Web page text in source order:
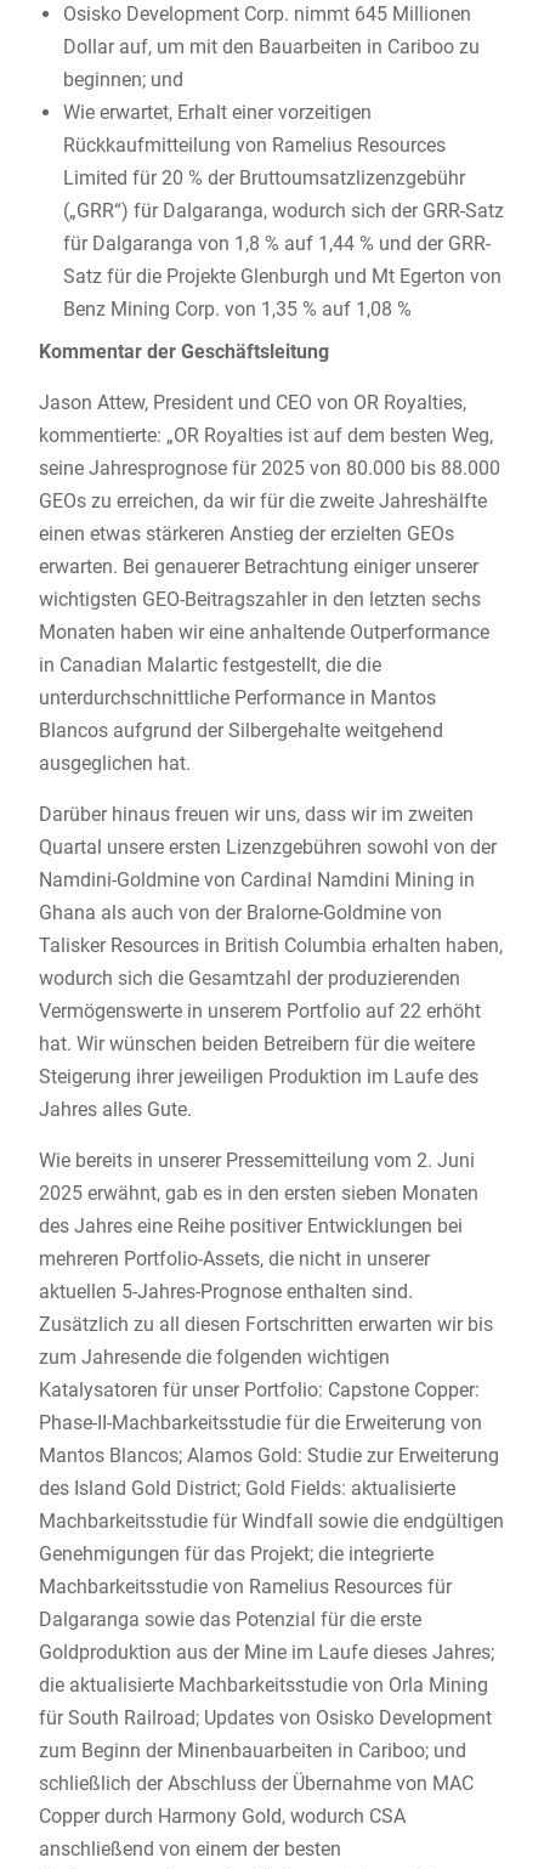
Osisko Development Corp. nimmt 645 Millionen
Dollar auf, um mit den Bauarbeiten in Cariboo zu
beginnen; und
Wie erwartet, Erhalt einer vorzeitigen
Rückkaufmitteilung von Ramelius Resources
Limited für 20 % der Bruttoumsatzlizenzgebühr
(„GRR“) für Dalgaranga, wodurch sich der GRR-Satz
für Dalgaranga von 1,8 % auf 1,44 % und der GRR-
Satz für die Projekte Glenburgh und Mt Egerton von
Benz Mining Corp. von 1,35 % auf 1,08 %
Kommentar der Geschäftsleitung
Jason Attew, President und CEO von OR Royalties,
kommentierte: „OR Royalties ist auf dem besten Weg,
seine Jahresprognose für 2025 von 80.000 bis 88.000
GEOs zu erreichen, da wir für die zweite Jahreshälfte
einen etwas stärkeren Anstieg der erzielten GEOs
erwarten. Bei genauerer Betrachtung einiger unserer
wichtigsten GEO-Beitragszahler in den letzten sechs
Monaten haben wir eine anhaltende Outperformance
in Canadian Malartic festgestellt, die die
unterdurchschnittliche Performance in Mantos
Blancos aufgrund der Silbergehalte weitgehend
ausgeglichen hat.
Darüber hinaus freuen wir uns, dass wir im zweiten
Quartal unsere ersten Lizenzgebühren sowohl von der
Namdini-Goldmine von Cardinal Namdini Mining in
Ghana als auch von der Bralorne-Goldmine von
Talisker Resources in British Columbia erhalten haben,
wodurch sich die Gesamtzahl der produzierenden
Vermögenswerte in unserem Portfolio auf 22 erhöht
hat. Wir wünschen beiden Betreibern für die weitere
Steigerung ihrer jeweiligen Produktion im Laufe des
Jahres alles Gute.
Wie bereits in unserer Pressemitteilung vom 2. Juni
2025 erwähnt, gab es in den ersten sieben Monaten
des Jahres eine Reihe positiver Entwicklungen bei
mehreren Portfolio-Assets, die nicht in unserer
aktuellen 5-Jahres-Prognose enthalten sind.
Zusätzlich zu all diesen Fortschritten erwarten wir bis
zum Jahresende die folgenden wichtigen
Katalysatoren für unser Portfolio: Capstone Copper:
Phase-II-Machbarkeitsstudie für die Erweiterung von
Mantos Blancos; Alamos Gold: Studie zur Erweiterung
des Island Gold District; Gold Fields: aktualisierte
Machbarkeitsstudie für Windfall sowie die endgültigen
Genehmigungen für das Projekt; die integrierte
Machbarkeitsstudie von Ramelius Resources für
Dalgaranga sowie das Potenzial für die erste
Goldproduktion aus der Mine im Laufe dieses Jahres;
die aktualisierte Machbarkeitsstudie von Orla Mining
für South Railroad; Updates von Osisko Development
zum Beginn der Minenbauarbeiten in Cariboo; und
schließlich der Abschluss der Übernahme von MAC
Copper durch Harmony Gold, wodurch CSA
anschließend von einem der besten